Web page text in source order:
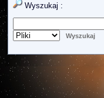
Wyszukaj :